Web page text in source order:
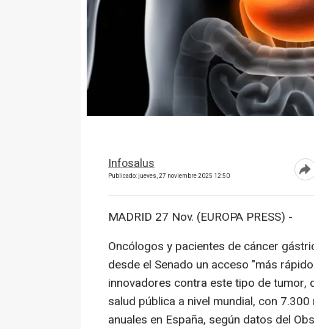
Infosalus
Publicado: jueves, 27 noviembre 2025 12:50
MADRID 27 Nov. (EUROPA PRESS) -
Oncólogos y pacientes de cáncer
desde el Senado un acceso "más
innovadores contra este tipo de tumor,
salud pública a nivel mundial, con
anuales en España, según datos del